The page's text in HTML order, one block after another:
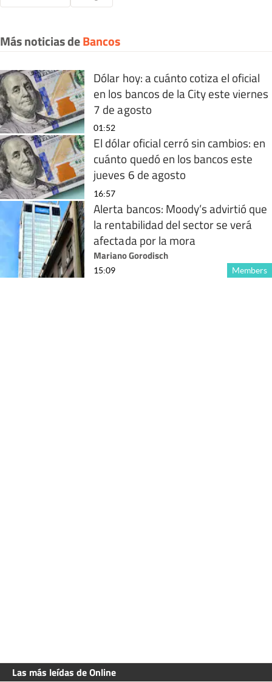
Más noticias deBancos
Dólar hoy: a cuánto cotiza el oficial
en los bancos de la City este viernes
7 de agosto
01:52
El dólar oficial cerró sin cambios: en
cuánto quedó en los bancos este
jueves 6 de agosto
16:57
Alerta bancos: Moody’s advirtió que
la rentabilidad del sector se verá
afectada por la mora
Mariano Gorodisch
Members
15:09
Las más leídas de Online